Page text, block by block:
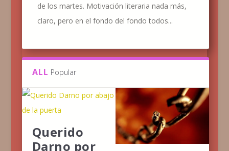
de los martes. Motivación literaria nada más,
claro, pero en el fondo del fondo todos...
ALL Popular
Querido
Darno por